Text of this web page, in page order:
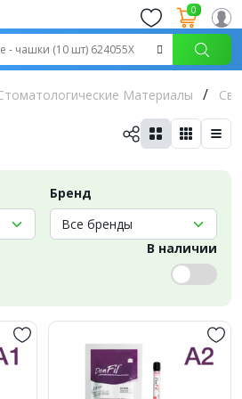
0
Материалы
Бренд
В наличии